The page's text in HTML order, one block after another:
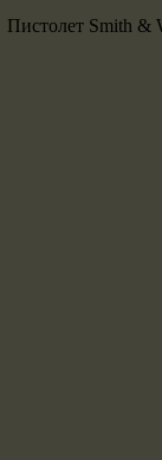
Пистолет Smith &